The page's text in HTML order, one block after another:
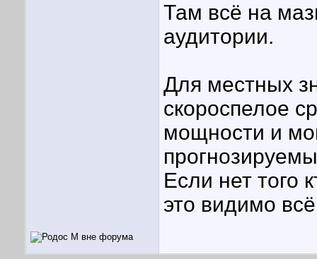
Там всё на
аудитории.
Для местных
скороспелое
мощности и
Если нет того
это видимо